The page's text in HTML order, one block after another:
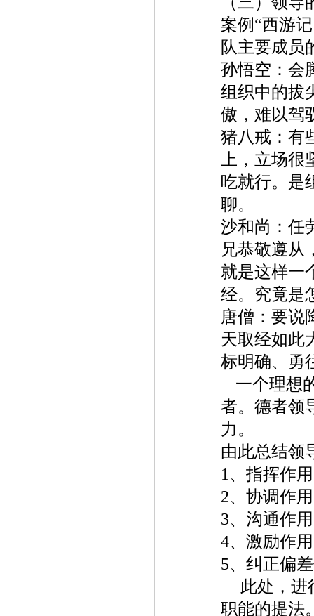
案例“西游
队主要成员
孙悟空： 会
组织中的拔
傲，难以驾
猪八戒： 有
上，立场
吃就行。是
聊。
沙和尚： 任
兄恭敬遵从
就是这样一
经。究竟是
唐僧： 要说
天取经如此
标明确、勇
一个理想
者。德者领
力。
由此总结领
1 、指挥作用
2、协调作用
3、沟通作用
4、激励作用
5、纠正偏
此处，进
职能的提法